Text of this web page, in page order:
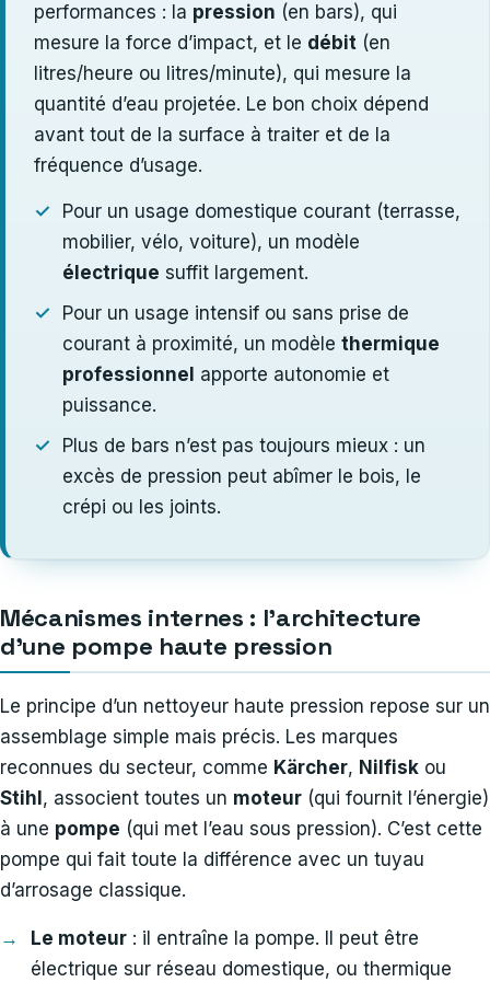
performances : la pression (en bars), qui
mesure la force d’impact, et le débit (en
litres/heure ou litres/minute), qui mesure la
quantité d’eau projetée. Le bon choix dépend
avant tout de la surface à traiter et de la
fréquence d’usage.
Pour un usage domestique courant (terrasse,
mobilier, vélo, voiture), un modèle
électrique suffit largement.
Pour un usage intensif ou sans prise de
courant à proximité, un modèle thermique
professionnel apporte autonomie et
puissance.
Plus de bars n’est pas toujours mieux : un
excès de pression peut abîmer le bois, le
crépi ou les joints.
Mécanismes internes : l’architecture
d’une pompe haute pression
Le principe d’un nettoyeur haute pression repose sur un
assemblage simple mais précis. Les marques
reconnues du secteur, comme Kärcher, Nilfisk ou
Stihl , associent toutes un moteur (qui fournit l’énergie)
à une pompe (qui met l’eau sous pression). C’est cette
pompe qui fait toute la différence avec un tuyau
d’arrosage classique.
Le moteur : il entraîne la pompe. Il peut être
électrique sur réseau domestique, ou thermique